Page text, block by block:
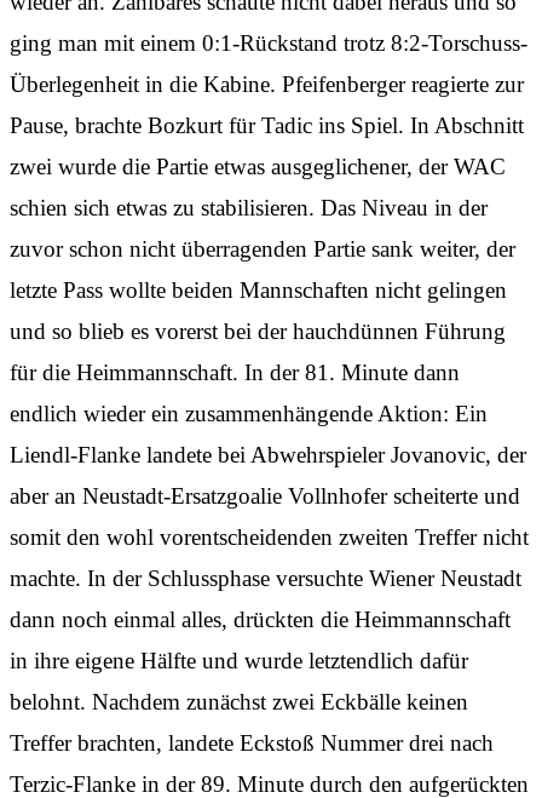
ging man mit einem 0:1-Rückstand trotz 8:2-Torschuss-
Überlegenheit in die Kabine. Pfeifenberger reagierte zur
Pause, brachte Bozkurt für Tadic ins Spiel. In Abschnitt
zwei wurde die Partie etwas ausgeglichener, der WAC
schien sich etwas zu stabilisieren. Das Niveau in der
zuvor schon nicht überragenden Partie sank weiter, der
letzte Pass wollte beiden Mannschaften nicht gelingen
und so blieb es vorerst bei der hauchdünnen Führung
für die Heimmannschaft. In der 81. Minute dann
endlich wieder ein zusammenhängende Aktion: Ein
Liendl-Flanke landete bei Abwehrspieler Jovanovic, der
aber an Neustadt-Ersatzgoalie Vollnhofer scheiterte und
somit den wohl vorentscheidenden zweiten Treffer nicht
machte. In der Schlussphase versuchte Wiener Neustadt
dann noch einmal alles, drückten die Heimmannschaft
in ihre eigene Hälfte und wurde letztendlich dafür
belohnt. Nachdem zunächst zwei Eckbälle keinen
Treffer brachten, landete Eckstoß Nummer drei nach
Terzic-Flanke in der 89. Minute durch den aufgerückten